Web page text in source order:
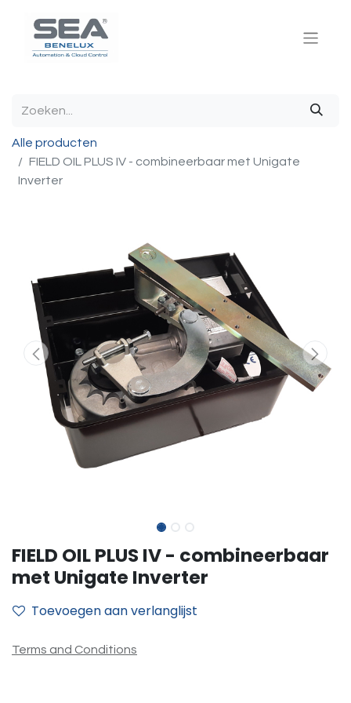
Alle producten
FIELD OIL PLUS IV - combineerbaar met Unigate
Inverter
FIELD OIL PLUS IV - combineerbaar
met Unigate Inverter
Toevoegen aan verlanglijst
Terms and Conditions